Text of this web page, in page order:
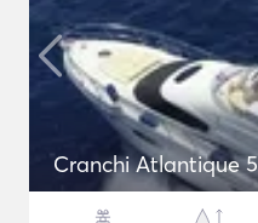
Cranchi Atlantique